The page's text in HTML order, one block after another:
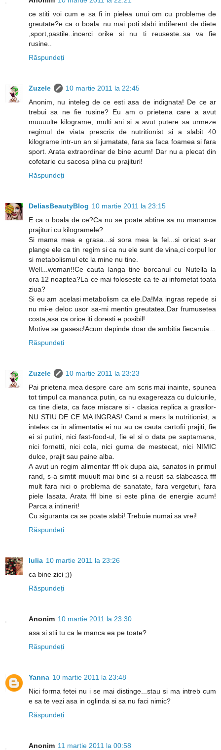
ce stiti voi cum e sa fi in pielea unui om cu probleme de
greutate?e ca o boala..nu mai poti slabi indiferent de diete
,sport,pastile..incerci orike si nu ti reuseste..sa va fie
rusine..
Răspundeți
Zuzele
10 martie 2011 la 22:45
Anonim, nu inteleg de ce esti asa de indignata! De ce ar
trebui sa ne fie rusine? Eu am o prietena care a avut
muuuulte kilograme, multi ani si a avut putere sa urmeze
regimul de viata prescris de nutritionist si a slabit 40
kilograme intr-un an si jumatate, fara sa faca foamea si fara
sport. Arata extraordinar de bine acum! Dar nu a plecat din
cofetarie cu sacosa plina cu prajituri!
Răspundeți
DeliasBeautyBlog 10 martie 2011 la 23:15
E ca o boala de ce?Ca nu se poate abtine sa nu manance
prajituri cu kilogramele?
Si mama mea e grasa...si sora mea la fel...si oricat s-ar
plange ele ca tin regim si ca nu ele sunt de vina,ci corpul lor
si metabolismul etc la mine nu tine.
Well...woman!!Ce cauta langa tine borcanul cu Nutella la
ora 12 noaptea?La ce mai foloseste ca te-ai infometat toata
ziua?
Si eu am acelasi metabolism ca ele.Da!Ma ingras repede si
nu mi-e deloc usor sa-mi mentin greutatea.Dar frumusetea
costa,asa ca orice iti doresti e posibil!
Motive se gasesc!Acum depinde doar de ambitia fiecaruia...
Răspundeți
Zuzele
10 martie 2011 la 23:23
Pai prietena mea despre care am scris mai inainte, spunea
tot timpul ca mananca putin, ca nu exagereaza cu dulciurile,
ca tine dieta, ca face miscare si - clasica replica a grasilor-
NU STIU DE CE MA INGRAS! Cand a mers la nutritionist, a
inteles ca in alimentatia ei nu au ce cauta cartofii prajiti, fie
ei si putini, nici fast-food-ul, fie el si o data pe saptamana,
nici fornetti, nici cola, nici guma de mestecat, nici NIMIC
dulce, prajit sau paine alba.
A avut un regim alimentar fff ok dupa aia, sanatos in primul
rand, s-a simtit muuult mai bine si a reusit sa slabeasca fff
mult fara nici o problema de sanatate, fara vergeturi, fara
piele lasata. Arata fff bine si este plina de energie acum!
Parca a intinerit!
Cu siguranta ca se poate slabi! Trebuie numai sa vrei!
Răspundeți
Iulia 10 martie 2011 la 23:26
ca bine zici ;))
Răspundeți
Anonim 10 martie 2011 la 23:30
asa si stii tu ca le manca ea pe toate?
Răspundeți
Yanna 10 martie 2011 la 23:48
Nici forma fetei nu i se mai distinge...stau si ma intreb cum
e sa te vezi asa in oglinda si sa nu faci nimic?
Răspundeți
Anonim 11 martie 2011 la 00:58